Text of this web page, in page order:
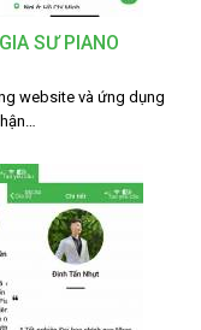
SƯ PIANO
website và ứng dụng